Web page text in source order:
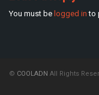
You must be logged in to
© COOLADN All Rights